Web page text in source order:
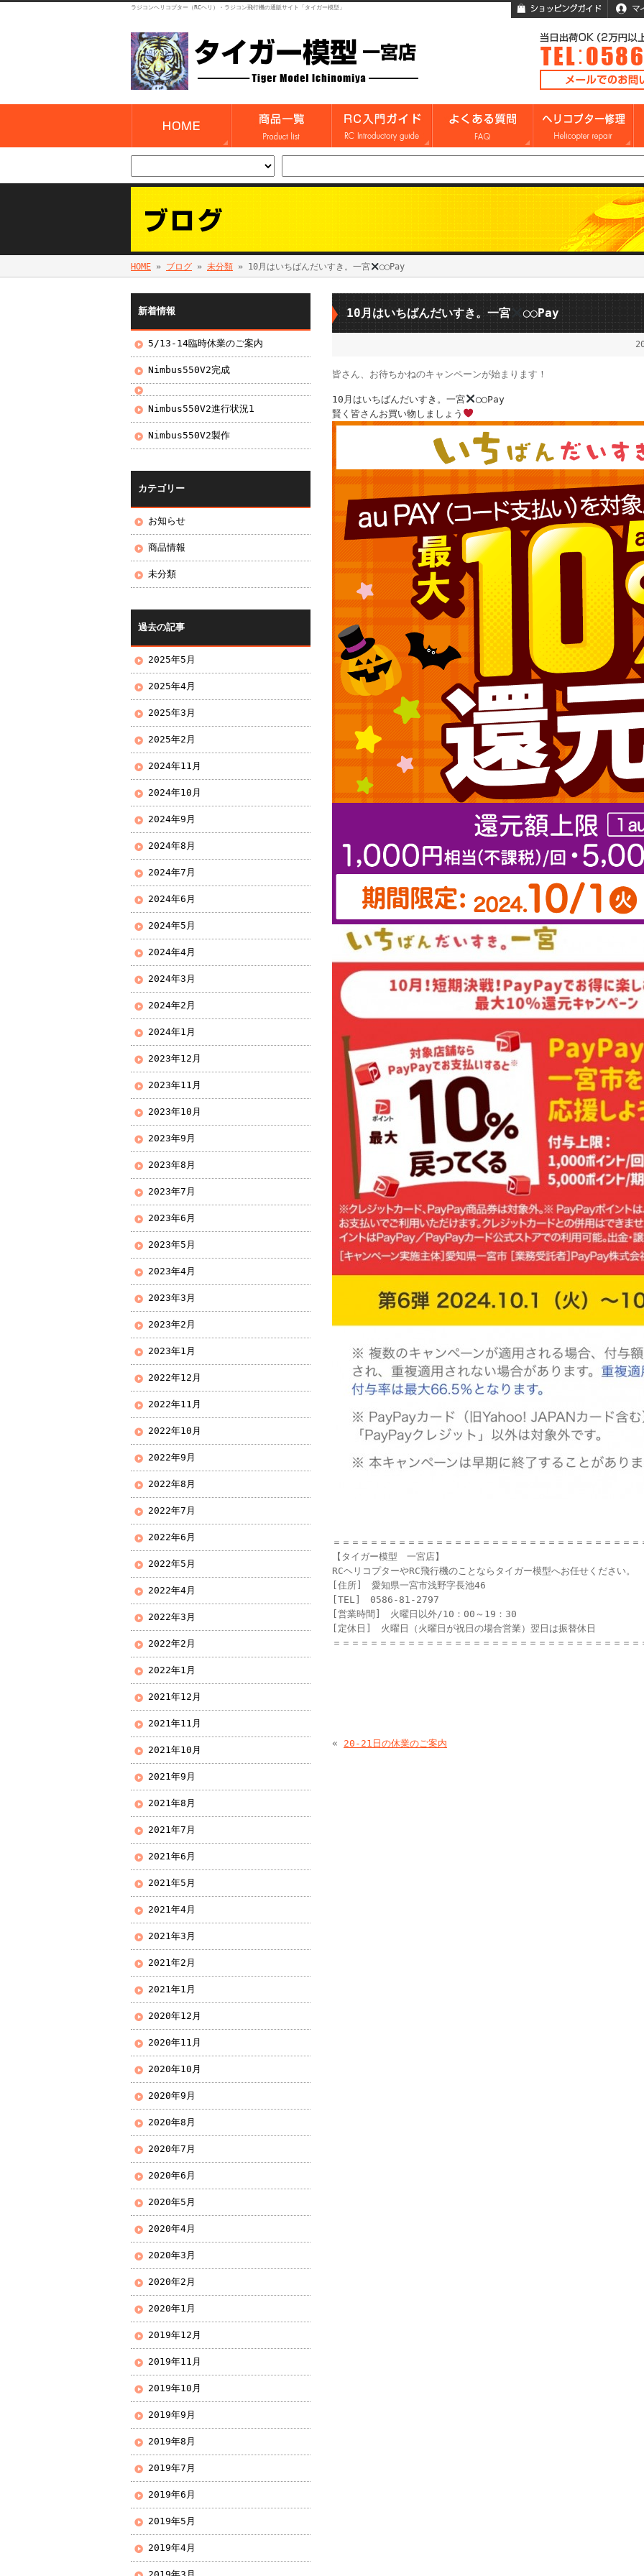
ラジコンヘリコプター（RCヘリ）・ラジコン飛行機の通販サイト「タイガー模型」
HOME » ブログ » 未分類 » 10月はいちばんだいすき。一宮 ◯◯Pay
10月はいちばんだいすき。一宮 ◯◯Pay
皆さん、お待ちかねのキャンペーンが始まります！
10月はいちばんだいすき。一宮
◯◯Pay
賢く皆さんお買い物しましょう
＝＝＝＝＝＝＝＝＝＝＝＝＝＝＝＝＝＝＝＝＝＝＝＝＝＝＝＝＝＝＝＝＝
【タイガー模型 一宮店】
RCヘリコプターやRC飛行機のことならタイガー模型へお任せください。
[住所] 愛知県一宮市浅野字長池46
[TEL] 0586-81-2797
[営業時間] 火曜日以外/10：00～19：30
[定休日] 火曜日（火曜日が祝日の場合営業）翌日は振替休日
＝＝＝＝＝＝＝＝＝＝＝＝＝＝＝＝＝＝＝＝＝＝＝＝＝＝＝＝＝＝＝＝＝
« 20-21日の休業のご案内
新着情報
5/13-14臨時休業のご案内
Nimbus550V2完成
Nimbus550V2進行状況1
Nimbus550V2製作
カテゴリー
お知らせ
商品情報
未分類
過去の記事
2025年5月
2025年4月
2025年3月
2025年2月
2024年11月
2024年10月
2024年9月
2024年8月
2024年7月
2024年6月
2024年5月
2024年4月
2024年3月
2024年2月
2024年1月
2023年12月
2023年11月
2023年10月
2023年9月
2023年8月
2023年7月
2023年6月
2023年5月
2023年4月
2023年3月
2023年2月
2023年1月
2022年12月
2022年11月
2022年10月
2022年9月
2022年8月
2022年7月
2022年6月
2022年5月
2022年4月
2022年3月
2022年2月
2022年1月
2021年12月
2021年11月
2021年10月
2021年9月
2021年8月
2021年7月
2021年6月
2021年5月
2021年4月
2021年3月
2021年2月
2021年1月
2020年12月
2020年11月
2020年10月
2020年9月
2020年8月
2020年7月
2020年6月
2020年5月
2020年4月
2020年3月
2020年2月
2020年1月
2019年12月
2019年11月
2019年10月
2019年9月
2019年8月
2019年7月
2019年6月
2019年5月
2019年4月